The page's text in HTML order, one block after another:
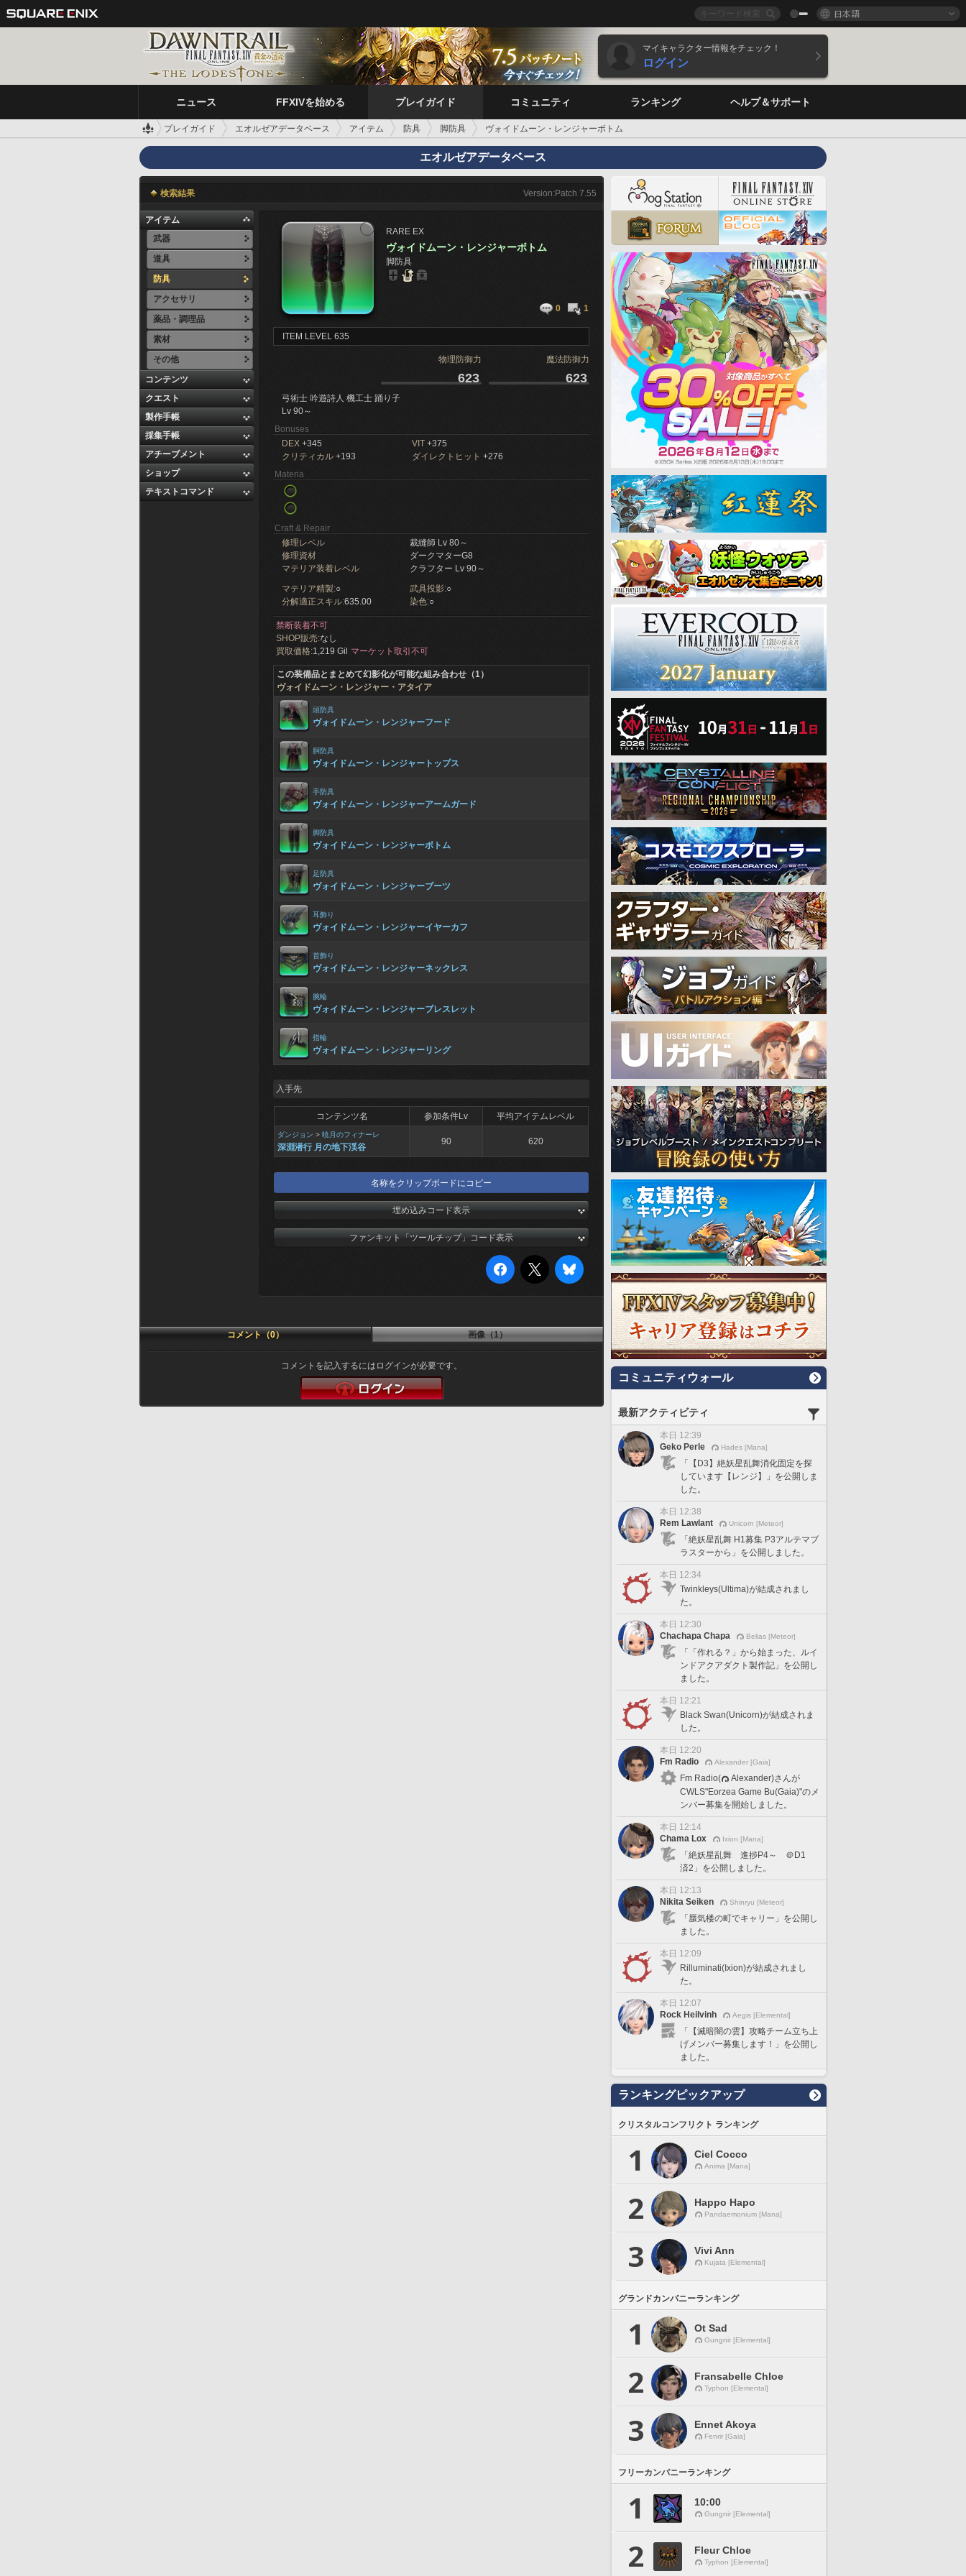
日本語
マイキャラクター情報をチェック！
ログイン
ニュース FFXIVを始める プレイガイド コミュニティ ランキング ヘルプ＆サポート
プレイガイド エオルゼアデータベース アイテム 防具 脚防具 ヴォイドムーン・レンジャーボトム
エオルゼアデータベース
検索結果 Version:Patch 7.55
アイテム
武器
道具
防具
アクセサリ
薬品・調理品
素材
その他
コンテンツ
クエスト
製作手帳
採集手帳
アチーブメント
ショップ
テキストコマンド
RARE EX
ヴォイドムーン・レンジャーボトム
脚防具
0 1
ITEM LEVEL 635
物理防御力 魔法防御力
623 623
弓術士 吟遊詩人 機工士 踊り子
Lv 90～
Bonuses
DEX +345 VIT +375
クリティカル +193 ダイレクトヒット +276
Materia
Craft & Repair
修理レベル
裁縫師 Lv 80～
修理資材
ダークマターG8
マテリア装着レベル
クラフター Lv 90～
マテリア精製:○ 武具投影:○
分解適正スキル:635.00 染色:○
禁断装着不可
SHOP販売:なし
買取価格:1,219 Gil マーケット取引不可
この装備品とまとめて幻影化が可能な組み合わせ（1）
ヴォイドムーン・レンジャー・アタイア
頭防具
ヴォイドムーン・レンジャーフード
胴防具
ヴォイドムーン・レンジャートップス
手防具
ヴォイドムーン・レンジャーアームガード
脚防具
ヴォイドムーン・レンジャーボトム
足防具
ヴォイドムーン・レンジャーブーツ
耳飾り
ヴォイドムーン・レンジャーイヤーカフ
首飾り
ヴォイドムーン・レンジャーネックレス
腕輪
ヴォイドムーン・レンジャーブレスレット
指輪
ヴォイドムーン・レンジャーリング
入手先
コンテンツ名 参加条件Lv 平均アイテムレベル
ダンジョン > 暁月のフィナーレ
深淵潜行 月の地下渓谷
90 620
名称をクリップボードにコピー
埋め込みコード表示
ファンキット「ツールチップ」コード表示
コメント（0） 画像（1）
コメントを記入するにはログインが必要です。
コミュニティウォール
最新アクティビティ
本日 12:39
Geko Perle
Hades [Mana]
「【D3】絶妖星乱舞消化固定を探
しています【レンジ】」を公開しま
した。
本日 12:38
Rem Lawlant
Unicorn [Meteor]
「絶妖星乱舞 H1募集 P3アルテマブ
ラスターから」を公開しました。
本日 12:34
Twinkleys(Ultima)が結成されまし
た。
本日 12:30
Chachapa Chapa
Belias [Meteor]
「「作れる？」から始まった、ルイ
ンドアクアダクト製作記」を公開し
ました。
本日 12:21
Black Swan(Unicorn)が結成されま
した。
本日 12:20
Fm Radio
Alexander [Gaia]
Fm Radio(
Alexander)さんが
CWLS"Eorzea Game Bu(Gaia)"のメ
ンバー募集を開始しました。
本日 12:14
Chama Lox
Ixion [Mana]
「絶妖星乱舞 進捗P4～ ＠D1
済2」を公開しました。
本日 12:13
Nikita Seiken
Shinryu [Meteor]
「蜃気楼の町でキャリー」を公開し
ました。
本日 12:09
Rilluminati(Ixion)が結成されまし
た。
本日 12:07
Rock Heilvinh
Aegis [Elemental]
「【滅暗闇の雲】攻略チーム立ち上
げメンバー募集します！」を公開し
ました。
ランキングピックアップ
クリスタルコンフリクト ランキング
1 Ciel Cocco
Anima [Mana]
2 Happo Hapo
Pandaemonium [Mana]
3 Vivi Ann
Kujata [Elemental]
グランドカンパニーランキング
1 Ot Sad
Gungnir [Elemental]
2 Fransabelle Chloe
Typhon [Elemental]
3 Ennet Akoya
Fenrir [Gaia]
フリーカンパニーランキング
1 10:00
Gungnir [Elemental]
2 Fleur Chloe
Typhon [Elemental]